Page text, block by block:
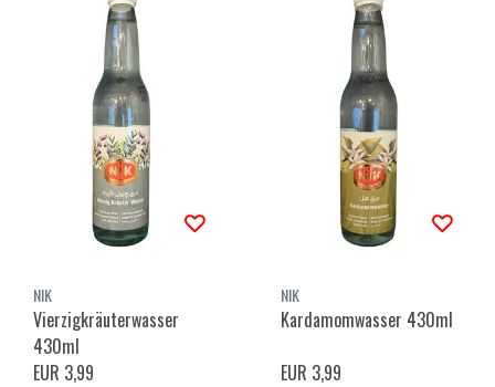
NIK
Vierzigkräuterwasser
430ml
EUR 3,99
NIK
Kardamomwasser 430ml
EUR 3,99